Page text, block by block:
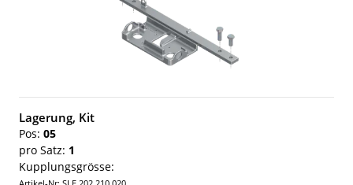
Lagerung, Kit
Pos: 05
pro Satz: 1
Kupplungsgrösse: